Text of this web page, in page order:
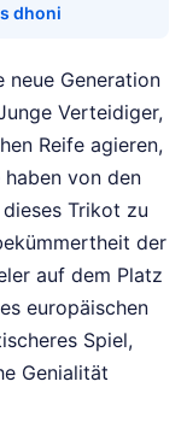
dhoni
neue Generation
Verteidiger,
Reife agieren,
von den
Trikot zu
der
auf dem Platz
europäischen
Spiel,
Genialität